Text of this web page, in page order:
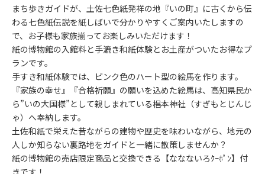
まち歩きガイドが、土佐七色紙発祥の地『いの町』に古くから伝
わる七色紙伝説を紙しばいで分かりやすくご案内いたしますの
で、お子様も家族揃ってお楽しみいただけます！
紙の博物館の入館料と手漉き和紙体験とお土産がついたお得なプ
ランです。
手すき和紙体験では、ピンク色のハート型の絵馬を作ります。
『家族の幸せ』『合格祈願』の願いを込めた絵馬は、高知県民か
ら”いの大国様”として親しまれている椙本神社（すぎもとじんじ
ゃ）へ奉納します。
土佐和紙で栄えた昔ながらの建物や歴史を味わいながら、地元の
人しか知らない裏路地をガイドと一緒に散策しませんか？
紙の博物館の売店限定商品と交換できる【ななないろｸｰﾎﾟﾝ】付
きです！